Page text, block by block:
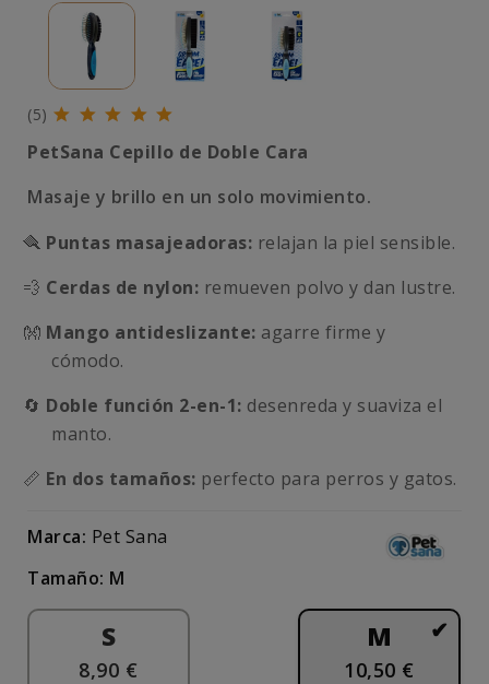
(5)
PetSana Cepillo de Doble Cara
Masaje y brillo en un solo movimiento.
🪮 Puntas masajeadoras: relajan la piel sensible.
💨 Cerdas de nylon: remueven polvo y dan lustre.
👐 Mango antideslizante: agarre firme y
cómodo.
🔄 Doble función 2-en-1: desenreda y suaviza el
manto.
📏 En dos tamaños: perfecto para perros y gatos.
Marca: Pet Sana
Tamaño: M
S
8,90 €
M
10,50 €